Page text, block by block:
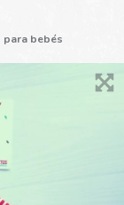
para bebés